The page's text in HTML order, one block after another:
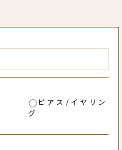
ピアス/イヤリン
グ